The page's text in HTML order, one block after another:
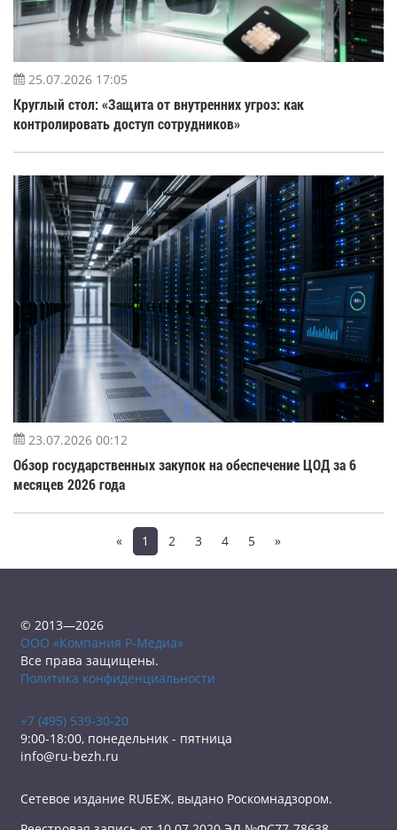
25.07.2026 17:05
Круглый стол: «Защита от внутренних угроз: как
контролировать доступ сотрудников»
23.07.2026 00:12
Обзор государственных закупок на обеспечение ЦОД за 6
месяцев 2026 года
« 1 2 3 4 5 »
© 2013—2026
ООО «Компания Р-Медиа»
Все права защищены.
Политика конфиденциальности
+7 (495) 539-30-20
9:00-18:00, понедельник - пятница
info@ru-bezh.ru
Сетевое издание RUБЕЖ, выдано Роскомнадзором.